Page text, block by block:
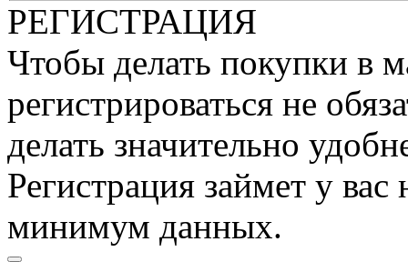
РЕГИСТРАЦИЯ
Чтобы делать покупки в
регистрироваться не
делать значительно
Регистрация займет у
минимум данных.